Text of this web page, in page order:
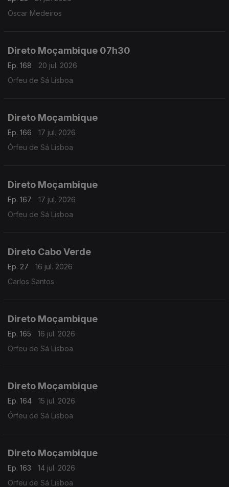
Oscar Medeiros
Direto Moçambique 07h30
Ep. 168
20 jul. 2026
Orfeu de Sá Lisboa
Direto Moçambique
Ep. 166
17 jul. 2026
Órfeu de Sá Lisboa
Direto Moçambique
Ep. 167
17 jul. 2026
Orfeu de Sá Lisboa
Direto Cabo Verde
Ep. 27
16 jul. 2026
Carlos Santos
Direto Moçambique
Ep. 165
16 jul. 2026
Orfeu de Sá Lisboa
Direto Moçambique
Ep. 164
15 jul. 2026
Órfeu de Sá Lisboa
Direto Moçambique
Ep. 163
14 jul. 2026
Orfeu de Sá Lisboa